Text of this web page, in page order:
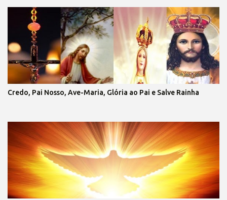
Credo, Pai Nosso, Ave-Maria, Glória ao Pai e Salve Rainha